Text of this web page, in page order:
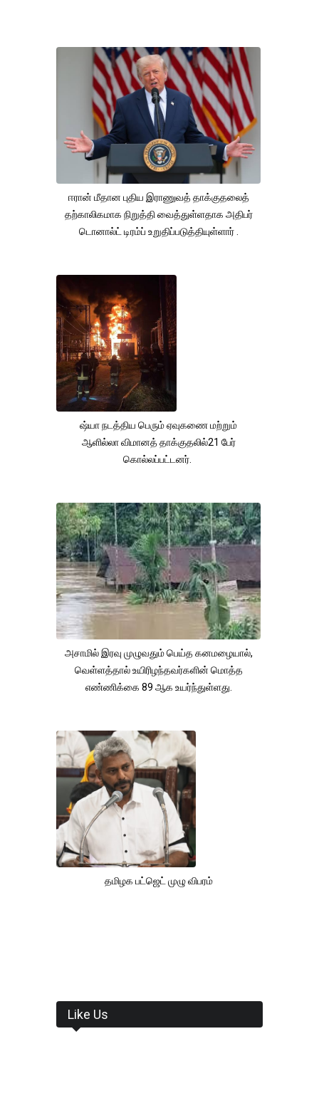
ஈரான் மீதான புதிய இராணுவத் தாக்குதலைத்
தற்காலிகமாக நிறுத்தி வைத்துள்ளதாக அதிபர்
டொனால்ட் டிரம்ப் உறுதிப்படுத்தியுள்ளார் .
ஷ்யா நடத்திய பெரும் ஏவுகணை மற்றும்
ஆளில்லா விமானத் தாக்குதலில்21 பேர்
கொல்லப்பட்டனர்.
அசாமில் இரவு முழுவதும் பெய்த கனமழையால்,
வெள்ளத்தால் உயிரிழந்தவர்களின் மொத்த
எண்ணிக்கை 89 ஆக உயர்ந்துள்ளது.
தமிழக பட்ஜெட் முழு விபரம்
Like Us